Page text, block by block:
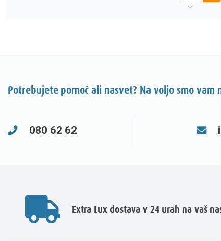
Potrebujete pomoč ali nasvet? Na voljo smo
080 62 62
Extra Lux dostava v 24 urah na vaš